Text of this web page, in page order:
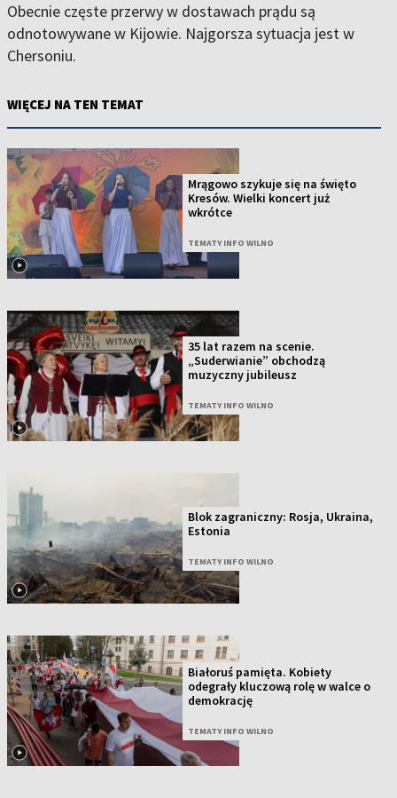
Obecnie częste przerwy w dostawach prądu są
odnotowywane w Kijowie. Najgorsza sytuacja jest w
Chersoniu.
WIĘCEJ NA TEN TEMAT
Mrągowo szykuje się na święto
Kresów. Wielki koncert już
wkrótce
TEMATY INFO WILNO
35 lat razem na scenie.
„Suderwianie” obchodzą
muzyczny jubileusz
TEMATY INFO WILNO
Blok zagraniczny: Rosja, Ukraina,
Estonia
TEMATY INFO WILNO
Białoruś pamięta. Kobiety
odegrały kluczową rolę w walce o
demokrację
TEMATY INFO WILNO